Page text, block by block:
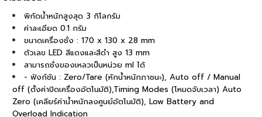
พิกัดน้ำหนักสูงสุด 3 กิโลกรัม
ค่าละเอียด 0.1 กรัม
ขนาดเครื่องชั่ง : 170 x 130 x 28 mm
ตัวเลข LED สีแดงและสีดำ สูง 13 mm
สามารถชั่งของเหลวเป็นหน่วย ml ได้
- ฟังก์ชัน : Zero/Tare (หักน้ำหนักภาชนะ), Auto off / Manual
off (ตั้งค่าปิดเครื่องอัตโนมัติ),Timing Modes (โหมดจับเวลา) Auto
Zero (เคลียร์ค่าน้ำหนักลงศูนย์อัตโนมัติ), Low Battery and
Overload Indication